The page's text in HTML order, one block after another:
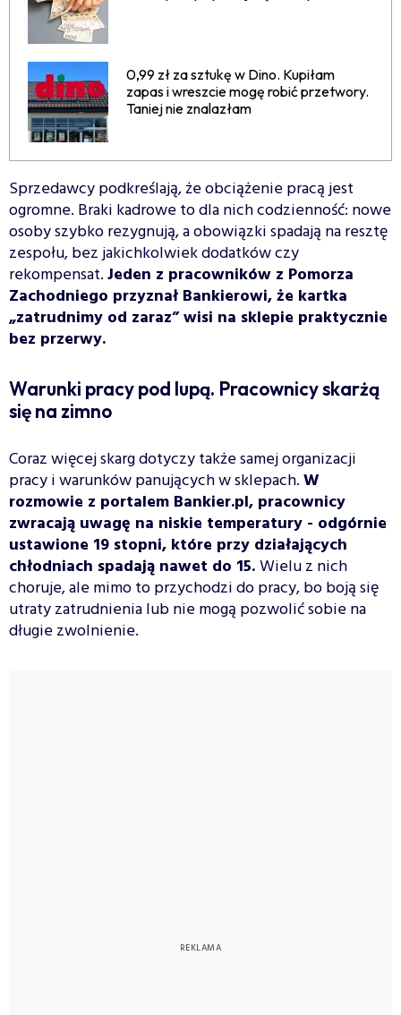
0,99 zł za sztukę w Dino. Kupiłam
zapas i wreszcie mogę robić przetwory.
Taniej nie znalazłam
Sprzedawcy podkreślają, że obciążenie pracą jest
ogromne. Braki kadrowe to dla nich codzienność: nowe
osoby szybko rezygnują, a obowiązki spadają na resztę
zespołu, bez jakichkolwiek dodatków czy
rekompensat.Jeden z pracowników z Pomorza
Zachodniego przyznał Bankierowi, że kartka
„zatrudnimy od zaraz” wisi na sklepie praktycznie
bez przerwy.
Warunki pracy pod lupą. Pracownicy skarżą
się na zimno
Coraz więcej skarg dotyczy także samej organizacji
pracy i warunków panujących w sklepach.W
rozmowie z portalem Bankier.pl, pracownicy
zwracają uwagę na niskie temperatury - odgórnie
ustawione 19 stopni, które przy działających
chłodniach spadają nawet do 15.Wielu z nich
choruje, ale mimo to przychodzi do pracy, bo boją się
utraty zatrudnienia lub nie mogą pozwolić sobie na
długie zwolnienie.